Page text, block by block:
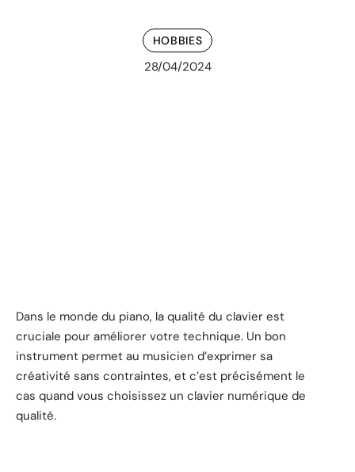
HOBBIES
28/04/2024
Dans le monde du piano, la qualité du clavier est
cruciale pour améliorer votre technique. Un bon
instrument permet au musicien d’exprimer sa
créativité sans contraintes, et c’est précisément le
cas quand vous choisissez un clavier numérique de
qualité.